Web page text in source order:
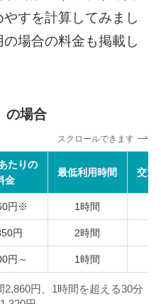
すを計算してみまし
場合の料金も掲載し
の場合
スクロールできます
たりの
金
最低利用時間 交通
円※ 1時間
円 2時間
円～ 1時間
円、1時間を超える30分